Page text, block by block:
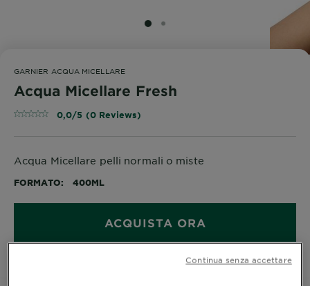
SLIDE 1
SLIDE 2
GARNIER ACQUA MICELLARE
Acqua Micellare Fresh
0,0/5 (0 Reviews)
Acqua Micellare pelli normali o miste
FORMATO 400ML
ACQUISTA ORA
Continua senza accettare